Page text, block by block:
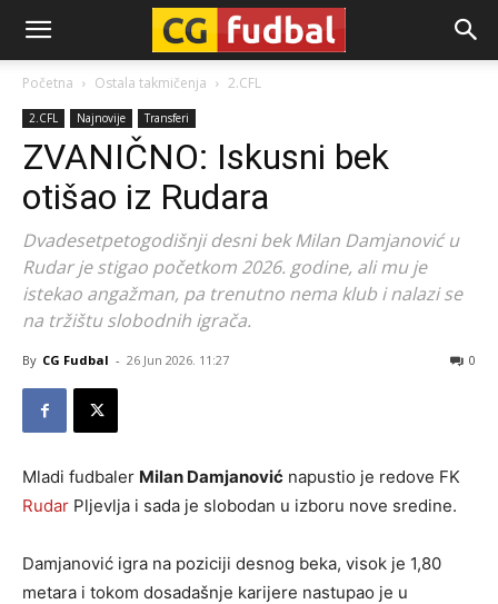
CG-
Fudbal
Početna Ostala takmičenja 2.CFL
2.CFL Najnovije Transferi
ZVANIČNO: Iskusni bek
otišao iz Rudara
Dvadesetpetogodišnji desni bek Milan Damjanović u
Rudar je stigao početkom 2026. godine, ali mu je
istekao angažman, pa trenutno nema klub i nalazi se
na tržištu slobodnih igrača.
By CG Fudbal - 26 Jun 2026. 11:27 0
Mladi fudbaler Milan Damjanović napustio je redove FK
Rudar Pljevlja i sada je slobodan u izboru nove sredine.
Damjanović igra na poziciji desnog beka, visok je 1,80
metara i tokom dosadašnje karijere nastupao je u